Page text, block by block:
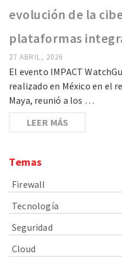
evolución de la
plataformas
27 ABRIL, 2026
El evento IMPACT
realizado en México en el
Maya, reunió a los …
LEER MÁS
Temas
Firewall
Tecnología
Seguridad
Cloud